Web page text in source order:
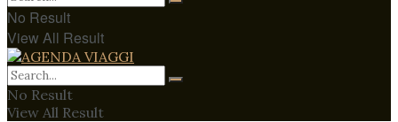
No Result
View All Result
No Result
View All Result